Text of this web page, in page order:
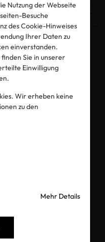
Nutzung der Webseite
Besuche
des Cookie-Hinweises
Ihrer Daten zu
einverstanden.
Sie in unserer
Einwilligung
Wir erheben keine
zu den
Mehr Details
und Labels
IN